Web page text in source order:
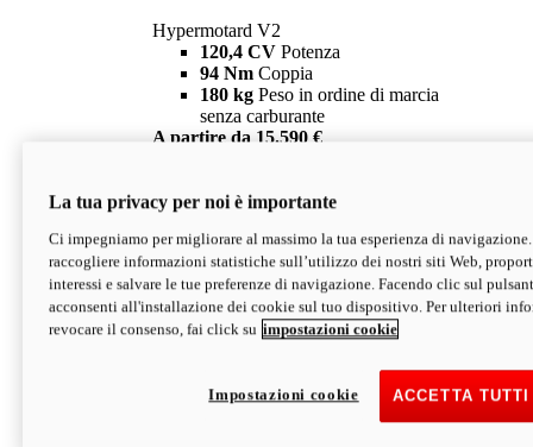
Hypermotard V2
120,4 CV Potenza
94 Nm Coppia
180 kg Peso in ordine di marcia
senza carburante
A partire da 15.590 €
V2 SP
Hypermotard V2 SP
120,4 CVPotenza
94 NmCoppia
177 kgPeso in ordine di marcia
senza carburante
Depotenziata 35 kW: 18.890 € i
configura scopri di più
La tua privacy per noi è importante
Ci impegniamo per migliorare al massimo la tua esperienza di
raccogliere informazioni statistiche sull’utilizzo dei nostri siti Web,
interessi e salvare le tue preferenze di navigazione. Facendo clic sul
acconsenti all'installazione dei cookie sul tuo dispositivo. Per ulteriori
revocare il consenso, fai click su impostazioni cookie
ACCETTA
Impostazioni cookie